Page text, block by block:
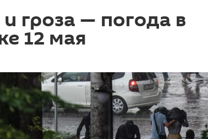
гроза — погода в
12 мая